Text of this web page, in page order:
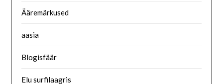
Ääremärkused
aasia
Blogisfäär
Elu surfilaagris